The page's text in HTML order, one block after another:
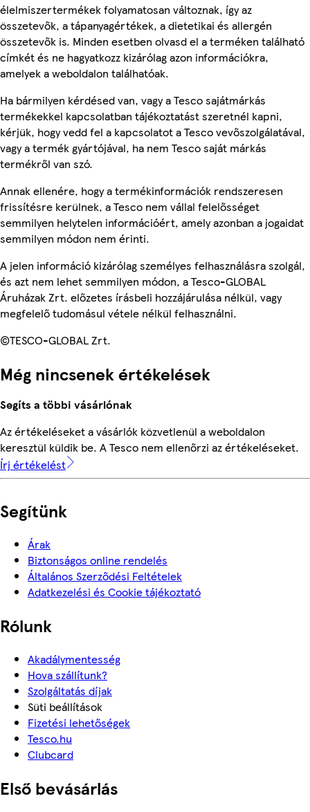
élelmiszertermékek folyamatosan változnak, így az
összetevők, a tápanyagértékek, a dietetikai és allergén
összetevők is. Minden esetben olvasd el a terméken található
címkét és ne hagyatkozz kizárólag azon információkra,
amelyek a weboldalon találhatóak.
Ha bármilyen kérdésed van, vagy a Tesco sajátmárkás
termékekkel kapcsolatban tájékoztatást szeretnél kapni,
kérjük, hogy vedd fel a kapcsolatot a Tesco vevőszolgálatával,
vagy a termék gyártójával, ha nem Tesco saját márkás
termékről van szó.
Annak ellenére, hogy a termékinformációk rendszeresen
frissítésre kerülnek, a Tesco nem vállal felelősséget
semmilyen helytelen információért, amely azonban a jogaidat
semmilyen módon nem érinti.
A jelen információ kizárólag személyes felhasználásra szolgál,
és azt nem lehet semmilyen módon, a Tesco-GLOBAL
Áruházak Zrt. előzetes írásbeli hozzájárulása nélkül, vagy
megfelelő tudomásul vétele nélkül felhasználni.
©TESCO-GLOBAL Zrt.
Még nincsenek értékelések
Segíts a többi vásárlónak
Az értékeléseket a vásárlók közvetlenül a weboldalon
keresztül küldik be. A Tesco nem ellenőrzi az értékeléseket.
Írj értékelést
Segítünk
Árak
Biztonságos online rendelés
Általános Szerződési Feltételek
Adatkezelési és Cookie tájékoztató
Rólunk
Akadálymentesség
Hova szállítunk?
Szolgáltatás díjak
Süti beállítások
Fizetési lehetőségek
Tesco.hu
Clubcard
Első bevásárlás